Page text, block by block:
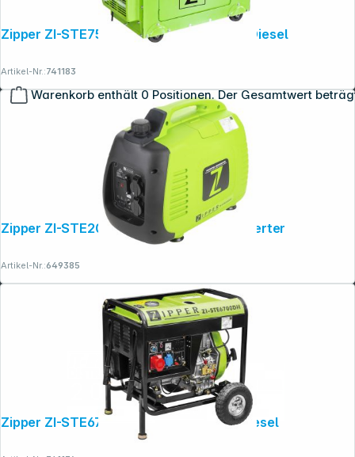
Warenkorb enthält 0 Positionen. Der Gesamtwert
Zipper ZI-STE7500DSH Stromerzeuger Diesel
Artikel-Nr.:741183
Zipper ZI-STE2000IV Stromerzeuger Inverter
Artikel-Nr.:649385
Zipper ZI-STE6700DH Stromerzeuger Diesel
Copyright © 2001 - 2026 dexxIT. Alle Rechte vorbehalten.